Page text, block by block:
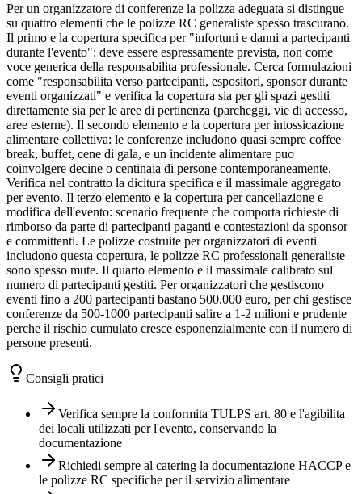
Per un organizzatore di conferenze la polizza adeguata si distingue
su quattro elementi che le polizze RC generaliste spesso trascurano.
Il primo e la copertura specifica per "infortuni e danni a partecipanti
durante l'evento": deve essere espressamente prevista, non come
voce generica della responsabilita professionale. Cerca formulazioni
come "responsabilita verso partecipanti, espositori, sponsor durante
eventi organizzati" e verifica la copertura sia per gli spazi gestiti
direttamente sia per le aree di pertinenza (parcheggi, vie di accesso,
aree esterne). Il secondo elemento e la copertura per intossicazione
alimentare collettiva: le conferenze includono quasi sempre coffee
break, buffet, cene di gala, e un incidente alimentare puo
coinvolgere decine o centinaia di persone contemporaneamente.
Verifica nel contratto la dicitura specifica e il massimale aggregato
per evento. Il terzo elemento e la copertura per cancellazione e
modifica dell'evento: scenario frequente che comporta richieste di
rimborso da parte di partecipanti paganti e contestazioni da sponsor
e committenti. Le polizze costruite per organizzatori di eventi
includono questa copertura, le polizze RC professionali generaliste
sono spesso mute. Il quarto elemento e il massimale calibrato sul
numero di partecipanti gestiti. Per organizzatori che gestiscono
eventi fino a 200 partecipanti bastano 500.000 euro, per chi gestisce
conferenze da 500-1000 partecipanti salire a 1-2 milioni e prudente
perche il rischio cumulato cresce esponenzialmente con il numero di
persone presenti.
Consigli pratici
Verifica sempre la conformita TULPS art. 80 e l'agibilita
dei locali utilizzati per l'evento, conservando la
documentazione
Richiedi sempre al catering la documentazione HACCP e
le polizze RC specifiche per il servizio alimentare